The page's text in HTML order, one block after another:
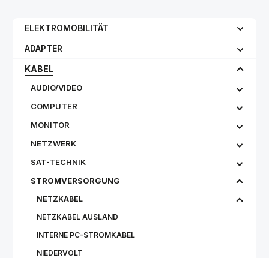
ELEKTROMOBILITÄT
ADAPTER
KABEL
AUDIO/VIDEO
COMPUTER
MONITOR
NETZWERK
SAT-TECHNIK
STROMVERSORGUNG
NETZKABEL
NETZKABEL AUSLAND
INTERNE PC-STROMKABEL
NIEDERVOLT